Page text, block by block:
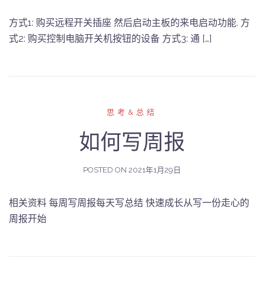
方式1: 购买远程开关插座 然后启动主板的来电启动功能. 方
式2: 购买控制电脑开关机按钮的设备 方式3: 通 […]
思考&总结
如何写周报
POSTED ON 2021年1月29日
相关资料 每周写周报每天写总结 快速成长从写一份走心的
周报开始